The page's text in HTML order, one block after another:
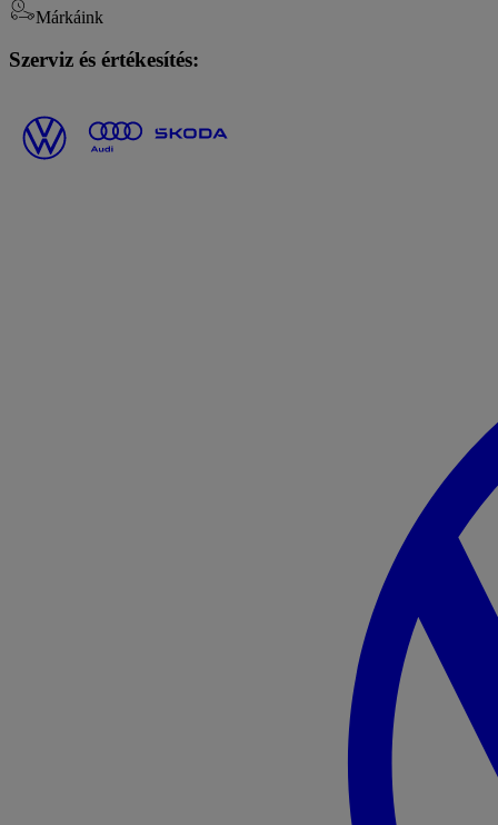
Márkáink
Szerviz és értékesítés: